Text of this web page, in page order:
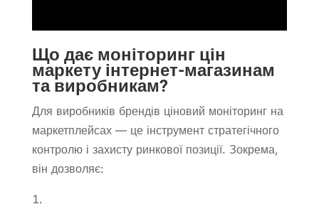
Що дає моніторинг цін
маркету інтернет-магазинам
та виробникам?
Для виробників брендів ціновий моніторинг на
маркетплейсах — це інструмент стратегічного
контролю і захисту ринкової позиції. Зокрема,
він дозволяє: